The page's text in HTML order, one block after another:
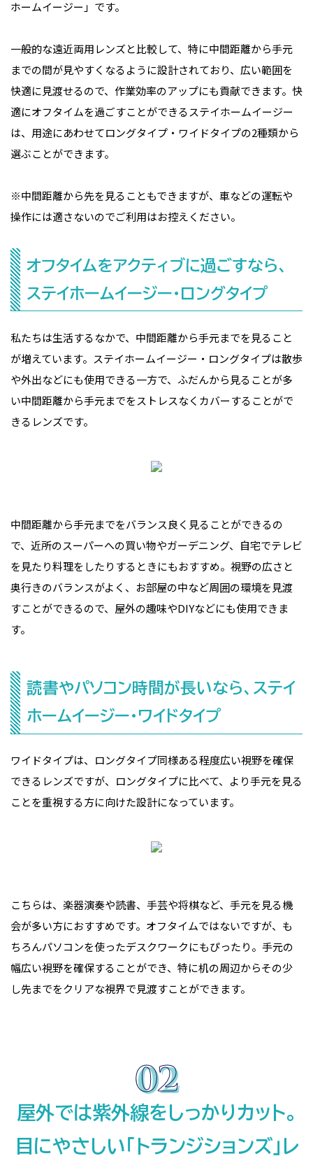
ホームイージー」です。
一般的な遠近両用レンズと比較して、特に中間距離から手元
までの間が見やすくなるように設計されており、広い範囲を
快適に見渡せるので、作業効率のアップにも貢献できます。快
適にオフタイムを過ごすことができるステイホームイージー
は、用途にあわせてロングタイプ・ワイドタイプの2種類から
選ぶことができます。
※中間距離から先を見ることもできますが、車などの運転や
操作には適さないのでご利用はお控えください。
オフタイムをアクティブに過ごすなら、
ステイホームイージー・ロングタイプ
私たちは生活するなかで、中間距離から手元までを見ること
が増えています。ステイホームイージー・ロングタイプは散歩
や外出などにも使用できる一方で、ふだんから見ることが多
い中間距離から手元までをストレスなくカバーすることがで
きるレンズです。
中間距離から手元までをバランス良く見ることができるの
で、近所のスーパーへの買い物やガーデニング、自宅でテレビ
を見たり料理をしたりするときにもおすすめ。視野の広さと
奥行きのバランスがよく、お部屋の中など周囲の環境を見渡
すことができるので、屋外の趣味やDIYなどにも使用できま
す。
読書やパソコン時間が長いなら、ステイ
ホームイージー・ワイドタイプ
ワイドタイプは、ロングタイプ同様ある程度広い視野を確保
できるレンズですが、ロングタイプに比べて、より手元を見る
ことを重視する方に向けた設計になっています。
こちらは、楽器演奏や読書、手芸や将棋など、手元を見る機
会が多い方におすすめです。オフタイムではないですが、も
ちろんパソコンを使ったデスクワークにもぴったり。手元の
幅広い視野を確保することができ、特に机の周辺からその少
し先までをクリアな視界で見渡すことができます。
屋外では紫外線をしっかりカット。
目にやさしい「トランジションズ」レ